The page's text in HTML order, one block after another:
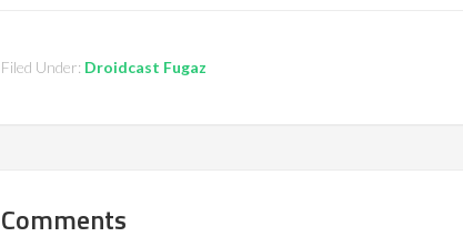
Filed Under: Droidcast Fugaz
Comments